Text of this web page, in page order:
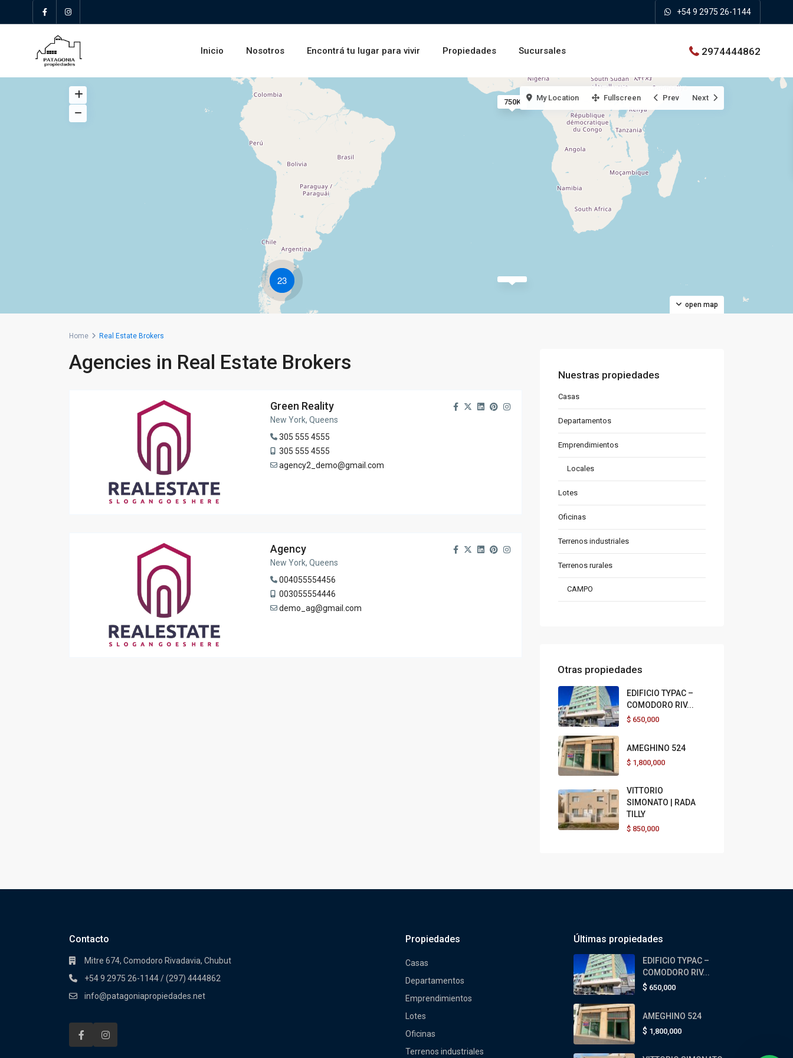
+54 9 2975 26-1144
Inicio Nosotros Encontrá tu lugar para vivir Propiedades Sucursales 2974444862
23
750K
open map
My Location Fullscreen Prev Next
Home Real Estate Brokers
Agencies in Real Estate Brokers
Green Reality
New York, Queens
305 555 4555
305 555 4555
agency2_demo@gmail.com
Agency
New York, Queens
004055554456
003055554446
demo_ag@gmail.com
Nuestras propiedades
Casas
Departamentos
Emprendimientos
Locales
Lotes
Oficinas
Terrenos industriales
Terrenos rurales
CAMPO
Otras propiedades
EDIFICIO TYPAC –
COMODORO RIV...
$650,000
AMEGHINO 524
$1,800,000
VITTORIO
SIMONATO | RADA
TILLY
$850,000
Contacto
Mitre 674, Comodoro Rivadavia, Chubut
+54 9 2975 26-1144 / (297) 4444862
info@patagoniapropiedades.net
Propiedades
Casas
Departamentos
Emprendimientos
Lotes
Oficinas
Terrenos industriales
Últimas propiedades
EDIFICIO TYPAC –
COMODORO RIV...
$ 650,000
AMEGHINO 524
$ 1,800,000